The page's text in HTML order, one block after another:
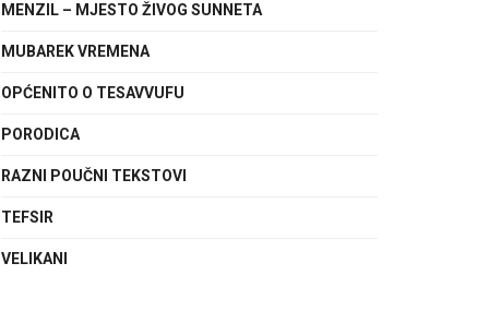
MENZIL – MJESTO ŽIVOG SUNNETA
MUBAREK VREMENA
OPĆENITO O TESAVVUFU
PORODICA
RAZNI POUČNI TEKSTOVI
TEFSIR
VELIKANI